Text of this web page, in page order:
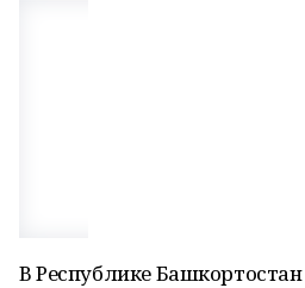
В Республике